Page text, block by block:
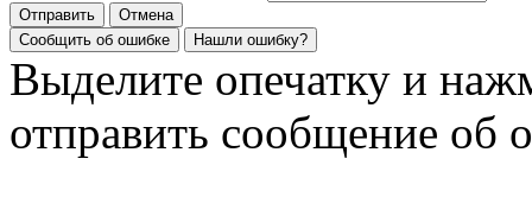
Отправить
Отмена
Сообщить об ошибке
Нашли ошибку?
Выделите опечатку и
отправить сообщение об